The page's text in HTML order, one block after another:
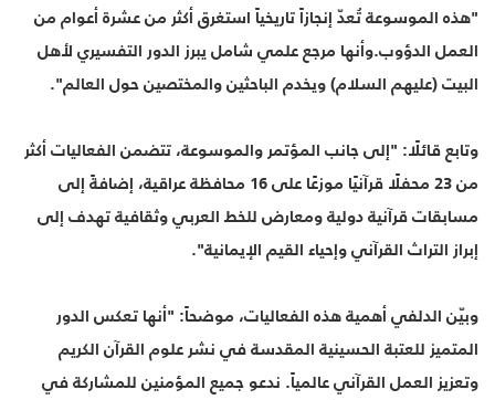
"هذه الموسوعة تُعدّ إنجازاً تاريخياً استغرق أكثر من عشرة أعوام من
العمل الدؤوب.وأنها مرجع علمي شامل يبرز الدور التفسيري لأهل
البيت (عليهم السلام) ويخدم الباحثين والمختصين حول العالم".
وتابع قائلًا: "إلى جانب المؤتمر والموسوعة، تتضمن الفعاليات أكثر
من 23 محفلًا قرآنيًا موزعًا على 16 محافظة عراقية، إضافةً إلى
مسابقات قرآنية دولية ومعارض للخط العربي وثقافية تهدف إلى
إبراز التراث القرآني وإحياء القيم الإيمانية".
وبيّن الدلفي أهمية هذه الفعاليات، موضحاً: "أنها تعكس الدور
المتميز للعتبة الحسينية المقدسة في نشر علوم القرآن الكريم
وتعزيز العمل القرآني عالمياً. ندعو جميع المؤمنين للمشاركة في